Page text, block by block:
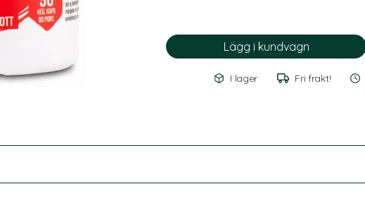
I lager Fri frakt!